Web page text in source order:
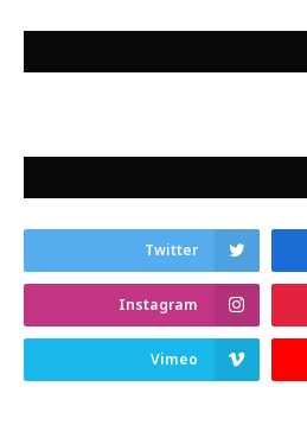
Twitter
Instagram
Vimeo